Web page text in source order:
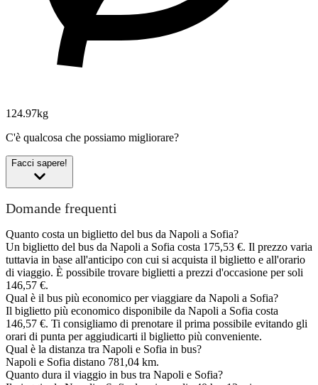
124.97kg
C'è qualcosa che possiamo migliorare?
Facci sapere!
Domande frequenti
Quanto costa un biglietto del bus da Napoli a Sofia?
Un biglietto del bus da Napoli a Sofia costa 175,53 €. Il prezzo varia
tuttavia in base all'anticipo con cui si acquista il biglietto e all'orario
di viaggio. È possibile trovare biglietti a prezzi d'occasione per soli
146,57 €.
Qual è il bus più economico per viaggiare da Napoli a Sofia?
Il biglietto più economico disponibile da Napoli a Sofia costa
146,57 €. Ti consigliamo di prenotare il prima possibile evitando gli
orari di punta per aggiudicarti il biglietto più conveniente.
Qual è la distanza tra Napoli e Sofia in bus?
Napoli e Sofia distano 781,04 km.
Quanto dura il viaggio in bus tra Napoli e Sofia?